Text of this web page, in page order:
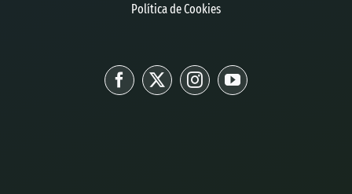
Política de Cookies